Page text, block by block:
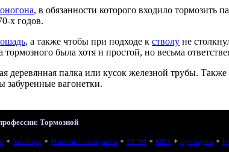
, в обязанности которого входило тормозить
х годов.
, а также чтобы при подходе к стволу не
тормозного была хотя и простой, но весьма
палка или кусок железной трубы. Также
забуренные вагонетки.
Тормозной
✶ Забойщик ✶ Машинист электровоза ✶ МГВМ ✶ МПУ ✶ Проходчик ✶